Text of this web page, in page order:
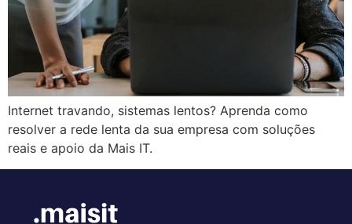
Internet travando, sistemas lentos? Aprenda como
resolver a rede lenta da sua empresa com soluções
reais e apoio da Mais IT.